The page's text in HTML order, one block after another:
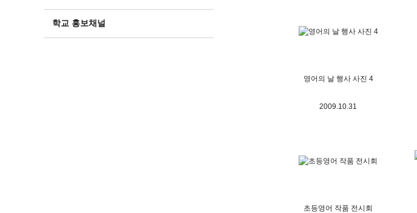
학교 홍보채널
영어의 날 행사 사진 4
2009.10.31
초등영어 작품 전시회